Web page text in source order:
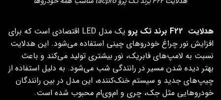
هدلایت F22 برند تک پرو
یک مدل LED اقتصادی است که برای
افزایش نور چراغ خودروهای چینی استفاده می‌شود. این هدلایت
نسبت به لامپ‌های فابریک، نور بیشتری تولید می‌کند و باعث
بهتر دیده شدن مسیر در رانندگی شب می‌شود. به دلیل استفاده از
چیپ‌های جدید و سیستم خنک‌کننده، این مدل در بین رانندگان
خودروهایی مثل جک، چری و ام‌وی‌ام محبوب شده است.